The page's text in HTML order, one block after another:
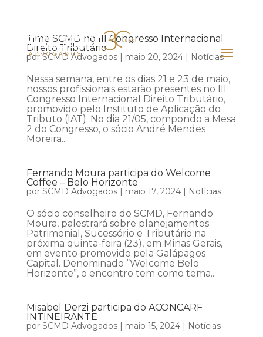
Time SCMD no III Congresso Internacional
Direito Tributário
porSCMD Advogados| maio 20, 2024| Notícias
Nessa semana, entre os dias 21 e 23 de maio,
nossos profissionais estarão presentes no III
Congresso Internacional Direito Tributário,
promovido pelo Instituto de Aplicação do
Tributo (IAT). No dia 21/05, compondo a Mesa
2 do Congresso, o sócio André Mendes
Moreira...
Fernando Moura participa do Welcome
Coffee – Belo Horizonte
por SCMD Advogados| maio 17, 2024| Notícias
O sócio conselheiro do SCMD, Fernando
Moura, palestrará sobre planejamentos
Patrimonial, Sucessório e Tributário na
próxima quinta-feira (23), em Minas Gerais,
em evento promovido pela Galápagos
Capital. Denominado “Welcome Belo
Horizonte”, o encontro tem como tema...
Misabel Derzi participa do ACONCARF
INTINEIRANTE
por SCMD Advogados| maio 15, 2024| Notícias